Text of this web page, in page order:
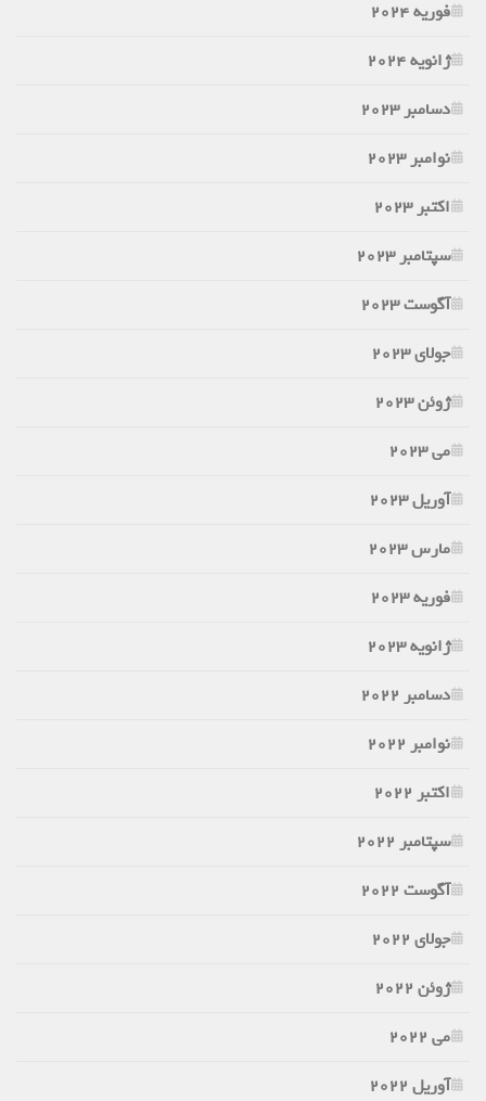
فوریه 2024
ژانویه 2024
دسامبر 2023
نوامبر 2023
اکتبر 2023
سپتامبر 2023
آگوست 2023
جولای 2023
ژوئن 2023
می 2023
آوریل 2023
مارس 2023
فوریه 2023
ژانویه 2023
دسامبر 2022
نوامبر 2022
اکتبر 2022
سپتامبر 2022
آگوست 2022
جولای 2022
ژوئن 2022
می 2022
آوریل 2022